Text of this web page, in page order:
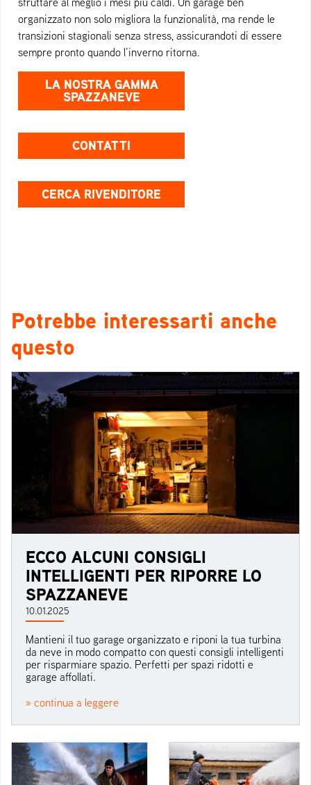
organizzato non solo migliora la funzionalità, ma rende le
transizioni stagionali senza stress, assicurandoti di essere
sempre pronto quando l’inverno ritorna.
LA NOSTRA GAMMA
SPAZZANEVE
CONTATTI
CERCA RIVENDITORE
Potrebbe interessarti anche
questo
ECCO ALCUNI CONSIGLI
INTELLIGENTI PER RIPORRE LO
SPAZZANEVE
10.01.2025
Mantieni il tuo garage organizzato e riponi la tua turbina
da neve in modo compatto con questi consigli intelligenti
per risparmiare spazio. Perfetti per spazi ridotti e
garage affollati.
» continua a leggere